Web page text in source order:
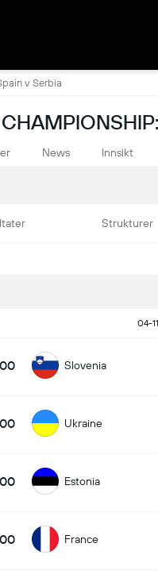
v Serbia
News Innsikt
Strukturer
04-
Slovenia
Ukraine
Estonia
France